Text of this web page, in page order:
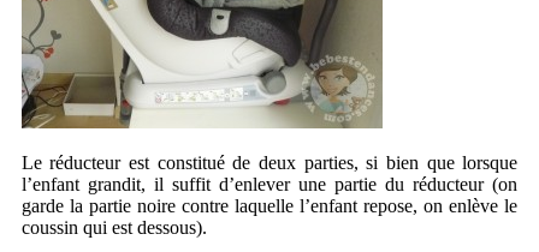
Le réducteur est constitué de deux parties, si bien que lorsque
l’enfant grandit, il suffit d’enlever une partie du réducteur (on
garde la partie noire contre laquelle l’enfant repose, on enlève le
coussin qui est dessous).